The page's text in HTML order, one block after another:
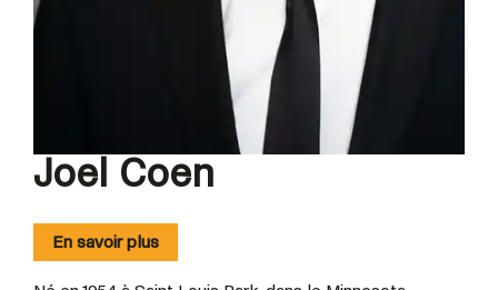
Joel Coen
En savoir plus